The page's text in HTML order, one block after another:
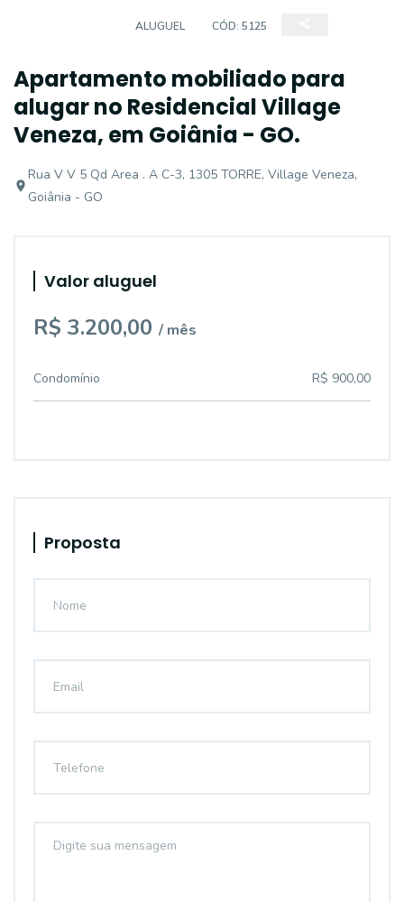
ALUGUEL CÓD: 5125
Apartamento mobiliado para
alugar no Residencial Village
Veneza, em Goiânia - GO.
Rua V V 5 Qd Area . A C-3, 1305 TORRE, Village Veneza,
Goiânia - GO
Valor aluguel
R$ 3.200,00 / mês
Condomínio R$ 900,00
Proposta